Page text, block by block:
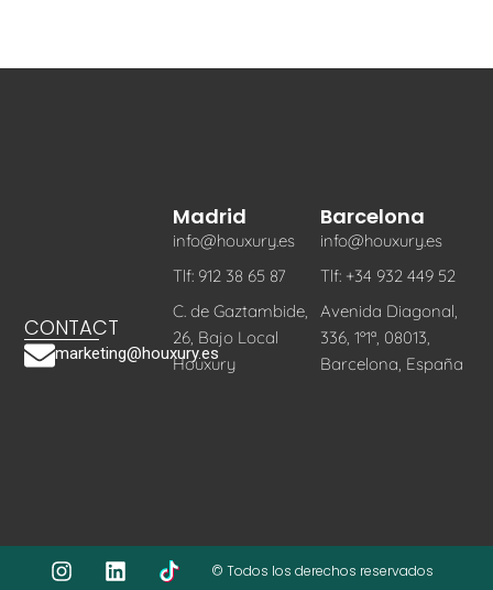
CONTACT
marketing@houxury.es
Madrid
info@houxury.es
Tlf: 912 38 65 87
C. de Gaztambide,
26, Bajo Local
Houxury
Barcelona
info@houxury.es
Tlf: +34 932 449 52
Avenida Diagonal,
336, 1º1ª, 08013,
Barcelona, España
© Todos los derechos reservados